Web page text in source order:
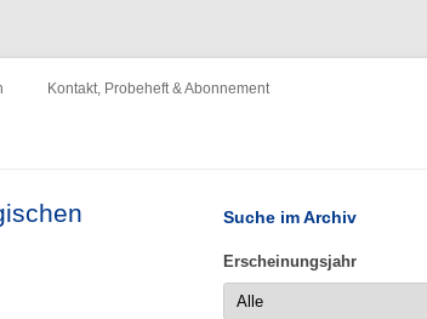
Kontakt, Probeheft & Abonnement
Suche im Archiv
Erscheinungsjahr